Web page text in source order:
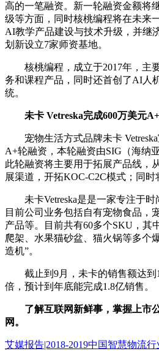
高的一笔融资。新一轮融资金额将
级等方面，同时核桃编程将在未来
AI教学产品建设与技术升级，并继
划新设立7家师资基地。
核桃编程，成立于2017年，主
务和课程产品，同时还首创了AI人
统。
未卡 Vetreska完成600万美元
宠物生活方式品牌未卡 Vetreska
A+轮融资，本轮融资由SIG（海纳
此轮融资将主要用于拓展产品线，
展渠道，开拓KOC-C2C模式；同时
未卡Vetreska是是一家专注于时
目前公司业务包括自有宠物食品，
产品等。目前共有60多个SKU，其
爬架、水果猫砂盆、猫火锅等多个
造机”。
截止到9月，未卡的销售额达到
倍，预计到年底能完成1.8亿销售。
了解互联网新鲜事，掌握上市
网。
艾媒报告|2018-2019中国智慧物流